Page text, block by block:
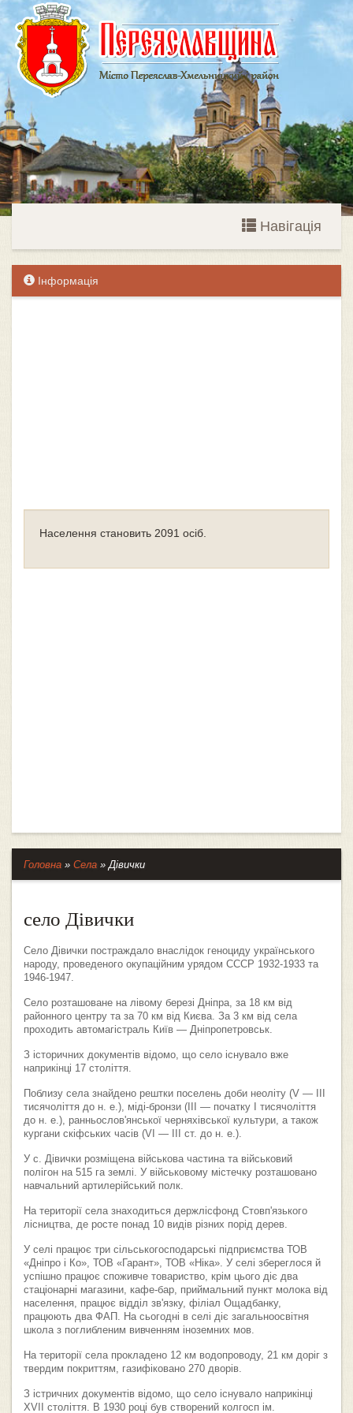
Навігація
Інформація
Населення становить 2091 осіб.
Головна » Села »Дівички
село Дівички
Село Дівички постраждало внаслідок геноциду українського
народу, проведеного окупаційним урядом СССР 1932-1933 та
1946-1947.
Село розташоване на лівому березі Дніпра, за 18 км від
районного центру та за 70 км від Києва. За 3 км від села
проходить автомагістраль Київ — Дніпропетровськ.
З історичних документів відомо, що село існувало вже
наприкінці 17 століття.
Поблизу села знайдено рештки поселень доби неоліту (V — III
тисячоліття до н. е.), міді-бронзи (ІІІ — початку І тисячоліття
до н. е.), ранньослов'янської черняхівської культури, а також
кургани скіфських часів (VI — III ст. до н. е.).
У с. Дівички розміщена військова частина та військовий
полігон на 515 га землі. У військовому містечку розташовано
навчальний артилерійський полк.
На території села знаходиться держлісфонд Стовп'язького
лісництва, де росте понад 10 видів різних порід дерев.
У селі працює три сільськогосподарські підприємства ТОВ
«Дніпро і Ко», ТОВ «Гарант», ТОВ «Ніка». У селі збереглося й
успішно працює споживче товариство, крім цього діє два
стаціонарні магазини, кафе-бар, приймальний пункт молока від
населення, працює відділ зв'язку, філіал Ощадбанку,
працюють два ФАП. На сьогодні в селі діє загальноосвітня
школа з поглибленим вивченням іноземних мов.
На території села прокладено 12 км водопроводу, 21 км доріг з
твердим покриттям, газифіковано 270 дворів.
З істричних документів відомо, що село існувало наприкінці
XVII століття. В 1930 році був створений колгосп ім.